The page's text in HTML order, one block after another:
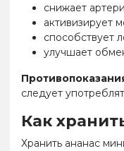
снижает
активизирует
способствует
улучшает
следует
Как
Хранить ананас